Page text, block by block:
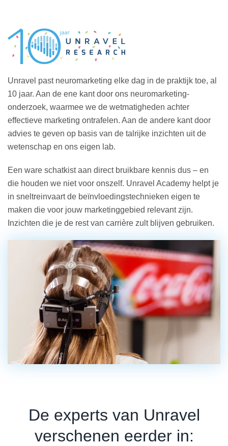
Unravel past neuromarketing elke dag in de praktijk toe, al
10 jaar. Aan de ene kant door ons neuromarketing-
onderzoek, waarmee we de wetmatigheden achter
effectieve marketing ontrafelen. Aan de andere kant door
advies te geven op basis van de talrijke inzichten uit de
wetenschap en ons eigen lab.
Een ware schatkist aan direct bruikbare kennis dus – en
die houden we niet voor onszelf. Unravel Academy helpt je
in sneltreinvaart de beïnvloedingstechnieken eigen te
maken die voor jouw marketinggebied relevant zijn.
Inzichten die je de rest van carrière zult blijven gebruiken.
De experts van Unravel
verschenen eerder in: